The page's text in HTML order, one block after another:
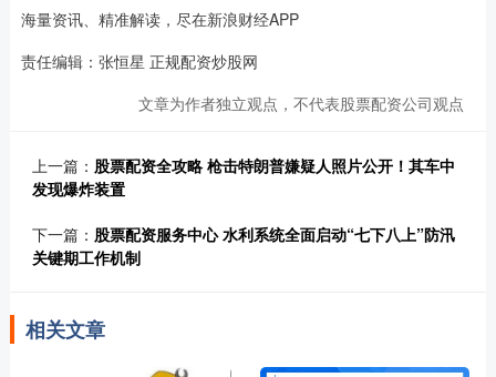
海量资讯、精准解读，尽在新浪财经APP
责任编辑：张恒星 正规配资炒股网
文章为作者独立观点，不代表股票配资公司观点
上一篇： 股票配资全攻略 枪击特朗普嫌疑人照片公开！其车中
发现爆炸装置
下一篇： 股票配资服务中心 水利系统全面启动“七下八上”防汛
关键期工作机制
相关文章